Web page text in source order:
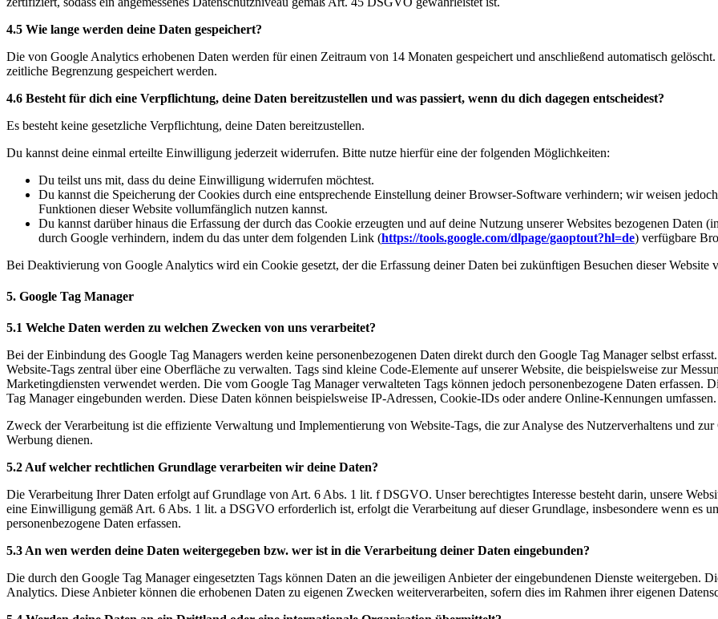
4.5 Wie lange werden deine Daten gespeichert?
Die von Google Analytics erhobenen Daten werden für einen Zeitraum von 14 Monaten gespeichert und anschließend automatisch
zeitliche Begrenzung gespeichert werden.
4.6 Besteht für dich eine Verpflichtung, deine Daten bereitzustellen und was passiert, wenn du dich dagegen entscheidest?
Es besteht keine gesetzliche Verpflichtung, deine Daten bereitzustellen.
Du kannst deine einmal erteilte Einwilligung jederzeit widerrufen. Bitte nutze hierfür eine der folgenden Möglichkeiten:
Du teilst uns mit, dass du deine Einwilligung widerrufen möchtest.
Du kannst die Speicherung der Cookies durch eine entsprechende Einstellung deiner Browser-Software verhindern; wir weisen
Funktionen dieser Website vollumfänglich nutzen kannst.
Du kannst darüber hinaus die Erfassung der durch das Cookie erzeugten und auf deine Nutzung unserer Websites bezogenen Daten
durch Google verhindern, indem du das unter dem folgenden Link (https://tools.google.com/dlpage/gaoptout?hl=de) verfügbare
Bei Deaktivierung von Google Analytics wird ein Cookie gesetzt, der die Erfassung deiner Daten bei zukünftigen Besuchen dieser Website
5. Google Tag Manager
5.1 Welche Daten werden zu welchen Zwecken von uns verarbeitet?
Bei der Einbindung des Google Tag Managers werden keine personenbezogenen Daten direkt durch den Google Tag Manager selbst
Website-Tags zentral über eine Oberfläche zu verwalten. Tags sind kleine Code-Elemente auf unserer Website, die beispielsweise zur
Marketingdiensten verwendet werden. Die vom Google Tag Manager verwalteten Tags können jedoch personenbezogene Daten erfassen.
Tag Manager eingebunden werden. Diese Daten können beispielsweise IP-Adressen, Cookie-IDs oder andere Online-Kennungen umfassen.
Zweck der Verarbeitung ist die effiziente Verwaltung und Implementierung von Website-Tags, die zur Analyse des Nutzerverhaltens und
Werbung dienen.
5.2 Auf welcher rechtlichen Grundlage verarbeiten wir deine Daten?
Die Verarbeitung Ihrer Daten erfolgt auf Grundlage von Art. 6 Abs. 1 lit. f DSGVO. Unser berechtigtes Interesse besteht darin, unsere
eine Einwilligung gemäß Art. 6 Abs. 1 lit. a DSGVO erforderlich ist, erfolgt die Verarbeitung auf dieser Grundlage, insbesondere wenn es
personenbezogene Daten erfassen.
5.3 An wen werden deine Daten weitergegeben bzw. wer ist in die Verarbeitung deiner Daten eingebunden?
Die durch den Google Tag Manager eingesetzten Tags können Daten an die jeweiligen Anbieter der eingebundenen Dienste weitergeben.
Analytics. Diese Anbieter können die erhobenen Daten zu eigenen Zwecken weiterverarbeiten, sofern dies im Rahmen ihrer eigenen